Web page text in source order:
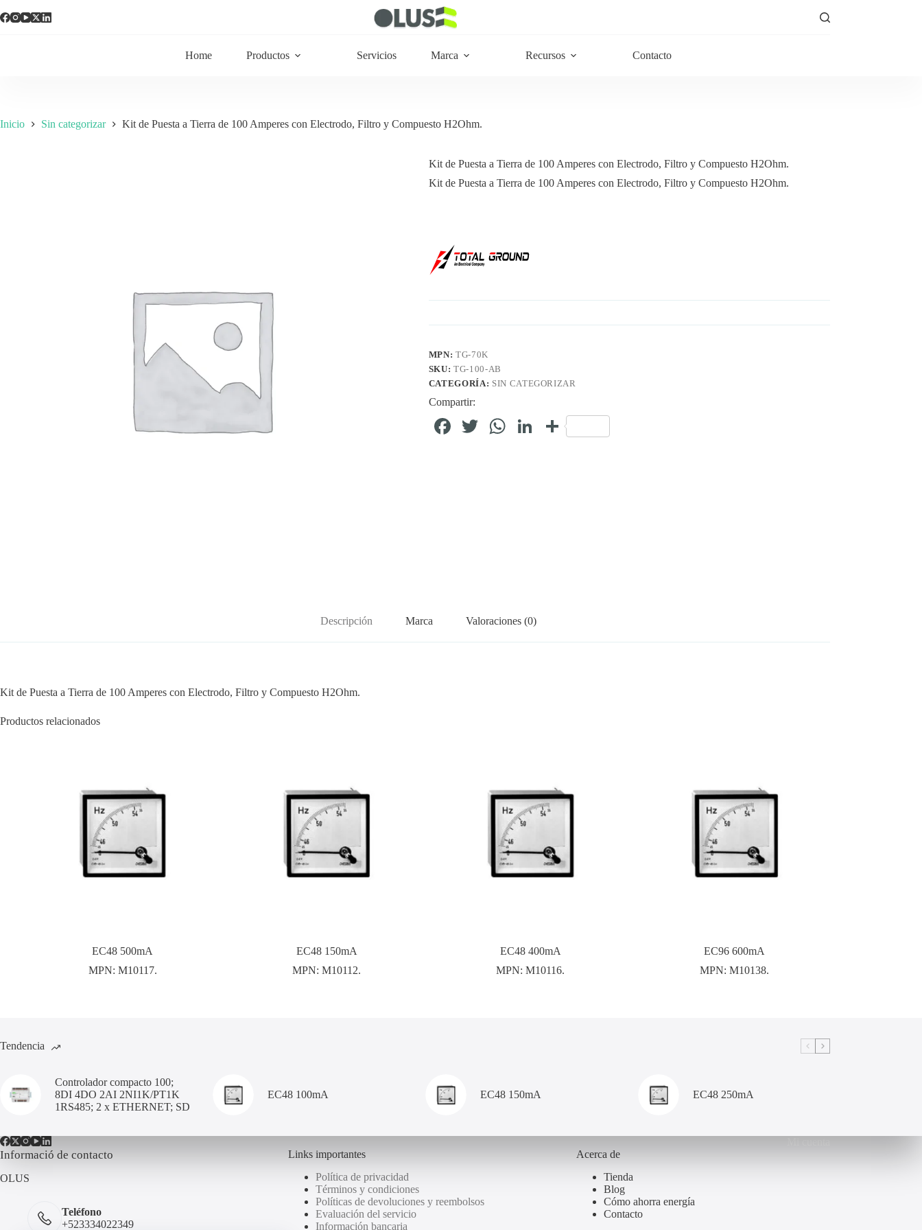
Home Productos Servicios Marca Recursos Contacto
Inicio Sin categorizar Kit de Puesta a Tierra de 100 Amperes con Electrodo, Filtro y Compuesto H2Ohm.
Kit de Puesta a Tierra de 100 Amperes con Electrodo, Filtro y Compuesto H2Ohm.
Kit de Puesta a Tierra de 100 Amperes con Electrodo, Filtro y Compuesto H2Ohm.
MPN:TG-70K
SKU:TG-100-AB
CATEGORÍA: SIN CATEGORIZAR
Compartir:
Fa T
W
Li C
Descripción Marca Valoraciones (0)
Kit de Puesta a Tierra de 100 Amperes con Electrodo, Filtro y Compuesto H2Ohm.
Productos relacionados
EC48 500mA
MPN: M10117.
EC48 150mA
MPN:M10112.
EC48 400mA
MPN:M10116.
EC96 600mA
MPN:M10138.
Tendencia
Controlador compacto 100;
8DI 4DO 2AI 2NI1K/PT1K
1RS485; 2 x ETHERNET; SD
EC48 100mA EC48 150mA EC48 250mA
Informació de contacto
OLUS
Teléfono
+523334022349
Links importantes
Política de privacidad
Términos y condiciones
Políticas de devoluciones y reembolsos
Evaluación del servicio
Información bancaria
Acerca de
Tienda
Blog
Cómo ahorra energía
Contacto